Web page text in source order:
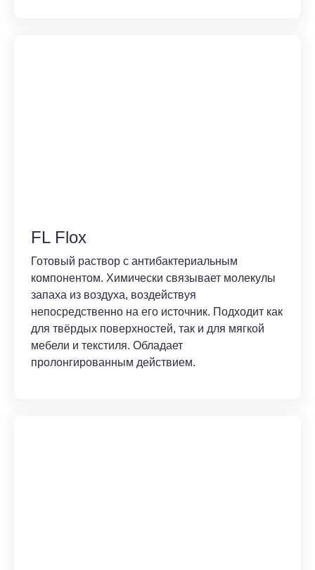
FL Flox
Готовый раствор с антибактериальным
компонентом. Химически связывает молекулы
запаха из воздуха, воздействуя
непосредственно на его источник. Подходит как
для твёрдых поверхностей, так и для мягкой
мебели и текстиля. Обладает
пролонгированным действием.